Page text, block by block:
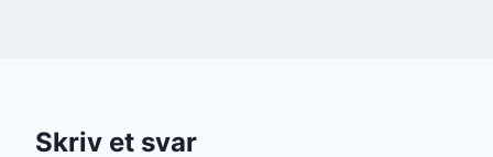
Skriv et svar